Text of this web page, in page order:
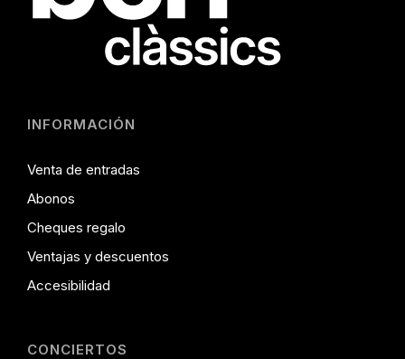
INFORMACIÓN
Venta de entradas
Abonos
Cheques regalo
Ventajas y descuentos
Accesibilidad
CONCIERTOS